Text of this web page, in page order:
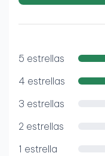
5 estrellas
4 estrellas
3 estrellas
2 estrellas
1 estrella